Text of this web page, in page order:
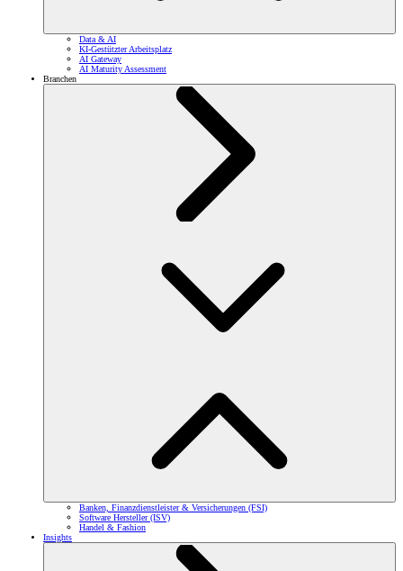
Data & AI
KI-Gestützter Arbeitsplatz
AI Gateway
AI Maturity Assessment
Branchen
Banken, Finanzdienstleister & Versicherungen (FSI)
Software Hersteller (ISV)
Handel & Fashion
Insights